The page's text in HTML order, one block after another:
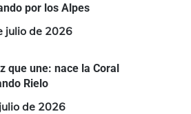
por los Alpes
julio de 2026
que une: nace la Coral
Rielo
de 2026